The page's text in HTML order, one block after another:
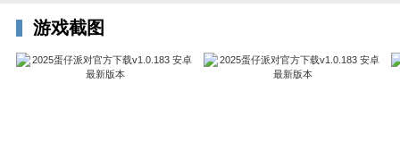
最新版亮点
- 通过美妙的单触式控制掌握难忘的障碍！
游戏截图